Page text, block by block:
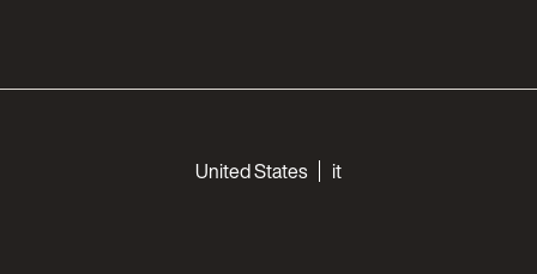
United States it